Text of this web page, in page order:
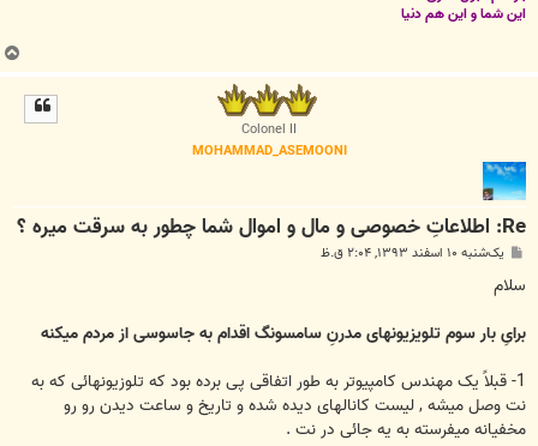
این شما و این هم دنیا
ب
ا
Colonel II
MOHAMMAD_ASEMOONI
Re: اطلاعاتِ خصوصی و مال و اموال شما چطور به سرقت میره ؟
پ
ت
یک‌شنبه ۱۰ اسفند ۱۳۹۳, ۲:۰۴ ق.ظ
سلام
برایِ بار سوم تلویزیونهای مدرنِ سامسونگ اقدام به جاسوسی از مردم میکنه
1- قبلاً یک مهندس کامپیوتر به طور اتفاقی پی برده بود که تلوزیونهائی که به
نت وصل میشه , لیست کانالهای دیده شده و تاریخ و ساعت دیدن رو رو
مخفیانه میفرسته به یه جائی در نت .